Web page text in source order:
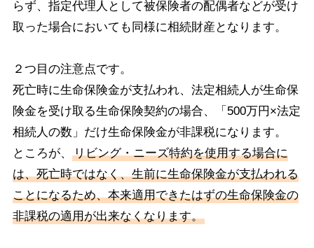
らず、指定代理人として被保険者の配偶者などが受け
取った場合においても同様に相続財産となります。
２つ目の注意点です。
死亡時に生命保険金が支払われ、法定相続人が生命保
険金を受け取る生命保険契約の場合、「500万円×法定
相続人の数」だけ生命保険金が非課税になります。
ところが、
リビング・ニーズ特約を使用する場合に
は、死亡時ではなく、生前に生命保険金が支払われる
ことになるため、本来適用できたはずの生命保険金の
非課税の適用が出来なくなります。